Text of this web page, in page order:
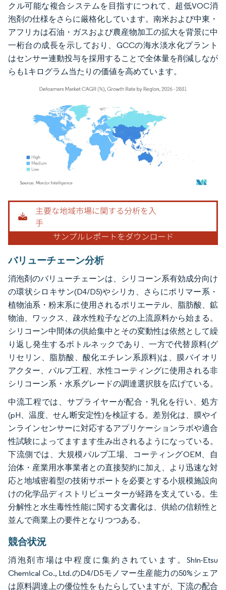
クル可能な複合システムを目指すにつれて、超低VOC消
泡剤の仕様をさらに厳格化しています。南米および中東・
アフリカは石油・ガスおよび農産物加工の拡大を背景に中
一桁台の成長を示しており、GCCの海水淡水化プラント
はセンサー連動投与を採用することで全体量を削減しなが
らも1キログラム当たりの価値を高めています。
画像 © Mordor Intelligence。再利用にはCC BY 4.0の表示が必要です。
バリューチェーン分析
消泡剤のバリューチェーンは、シリコーン系有効成分向け
の環状シロキサン(D4/D5)やシリカ、さらにポリマー系・
植物油系・粉末系に使用されるポリエーテル、脂肪酸、鉱
物油、ワックス、疎水性粒子などの上流原料から始まる。
シリコーン中間体の供給集中とその変動性は依然として繰
り返し発生するボトルネックであり、一方で代替原料(グ
リセリン、脂肪酸、酸化エチレン系原料)は、膜バイオリ
アクター、パルプ工程、水性コーティングに使用される非
シリコーン系・水系グレードの調達選択肢を広げている。
中流工程では、サプライヤーが配合・乳化を行い、処方
(pH、温度、せん断安定性)を検証する。差別化は、膜やイ
ンラインセンサーに対応するアプリケーションラボや適合
性試験によってますます生み出されるようになっている。
下流側では、大規模パルプ工場、コーティングOEM、自
治体・産業用水事業者との直接契約に加え、より迅速な対
応と地域密着型の技術サポートを必要とする小規模施設向
けの化学品ディストリビューターが経路を支えている。生
分解性と水生毒性性能に関する文書化は、供給の信頼性と
並んで商業上の要件となりつつある。
競合状況
消泡剤市場は中程度に集約されています。Shin-Etsu
Chemical Co., Ltd.のD4/D5モノマー生産能力の50%シェア
は原料調達上の優位性をもたらしていますが、下流の配合